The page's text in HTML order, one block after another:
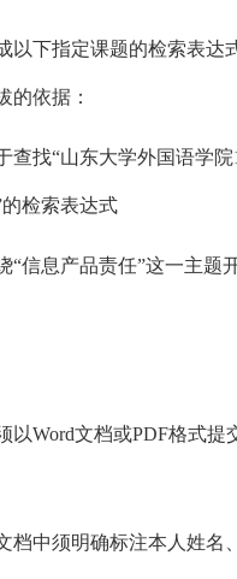
以下指定课题的检索表达
的依据：
查找“山东大学外国语学
检索表达式
“信息产品责任”这一主题
以Word文档或PDF格式提
档中须明确标注本人姓名